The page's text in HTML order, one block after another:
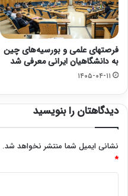
فرصتهای علمی و بورسیه‌های چین
به دانشگاهیان ایرانی معرفی شد
۱۴۰۵-۰۴-۱۱
دیدگاهتان را بنویسید
نشانی ایمیل شما منتشر نخواهد شد.
*